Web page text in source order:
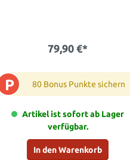
79,90 €*
P 80 Bonus Punkte sichern
Artikel ist sofort ab Lager
verfügbar.
In den Warenkorb